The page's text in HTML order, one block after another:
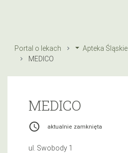
Portal o lekach Apteka Śląskie
MEDICO
MEDICO
access_time aktualnie zamknięta
ul. Swobody 1